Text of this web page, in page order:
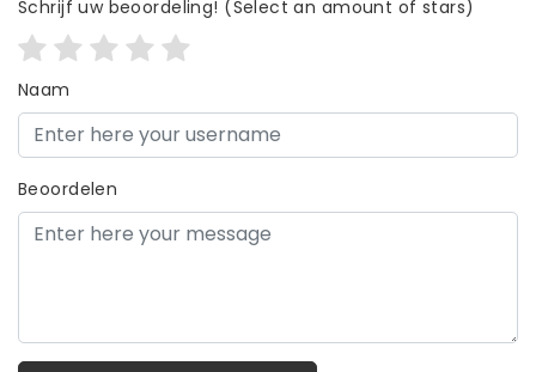
Schrijf uw beoordeling! (Select an amount of stars)
Naam
Beoordelen